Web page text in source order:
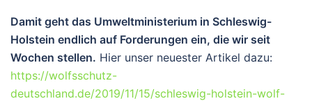
Damit geht das Umweltministerium in Schleswig-
Holstein endlich auf Forderungen ein, die wir seit
Wochen stellen. Hier unser neuester Artikel dazu:
https://wolfsschutz-
deutschland.de/2019/11/15/schleswig-holstein-wolf-